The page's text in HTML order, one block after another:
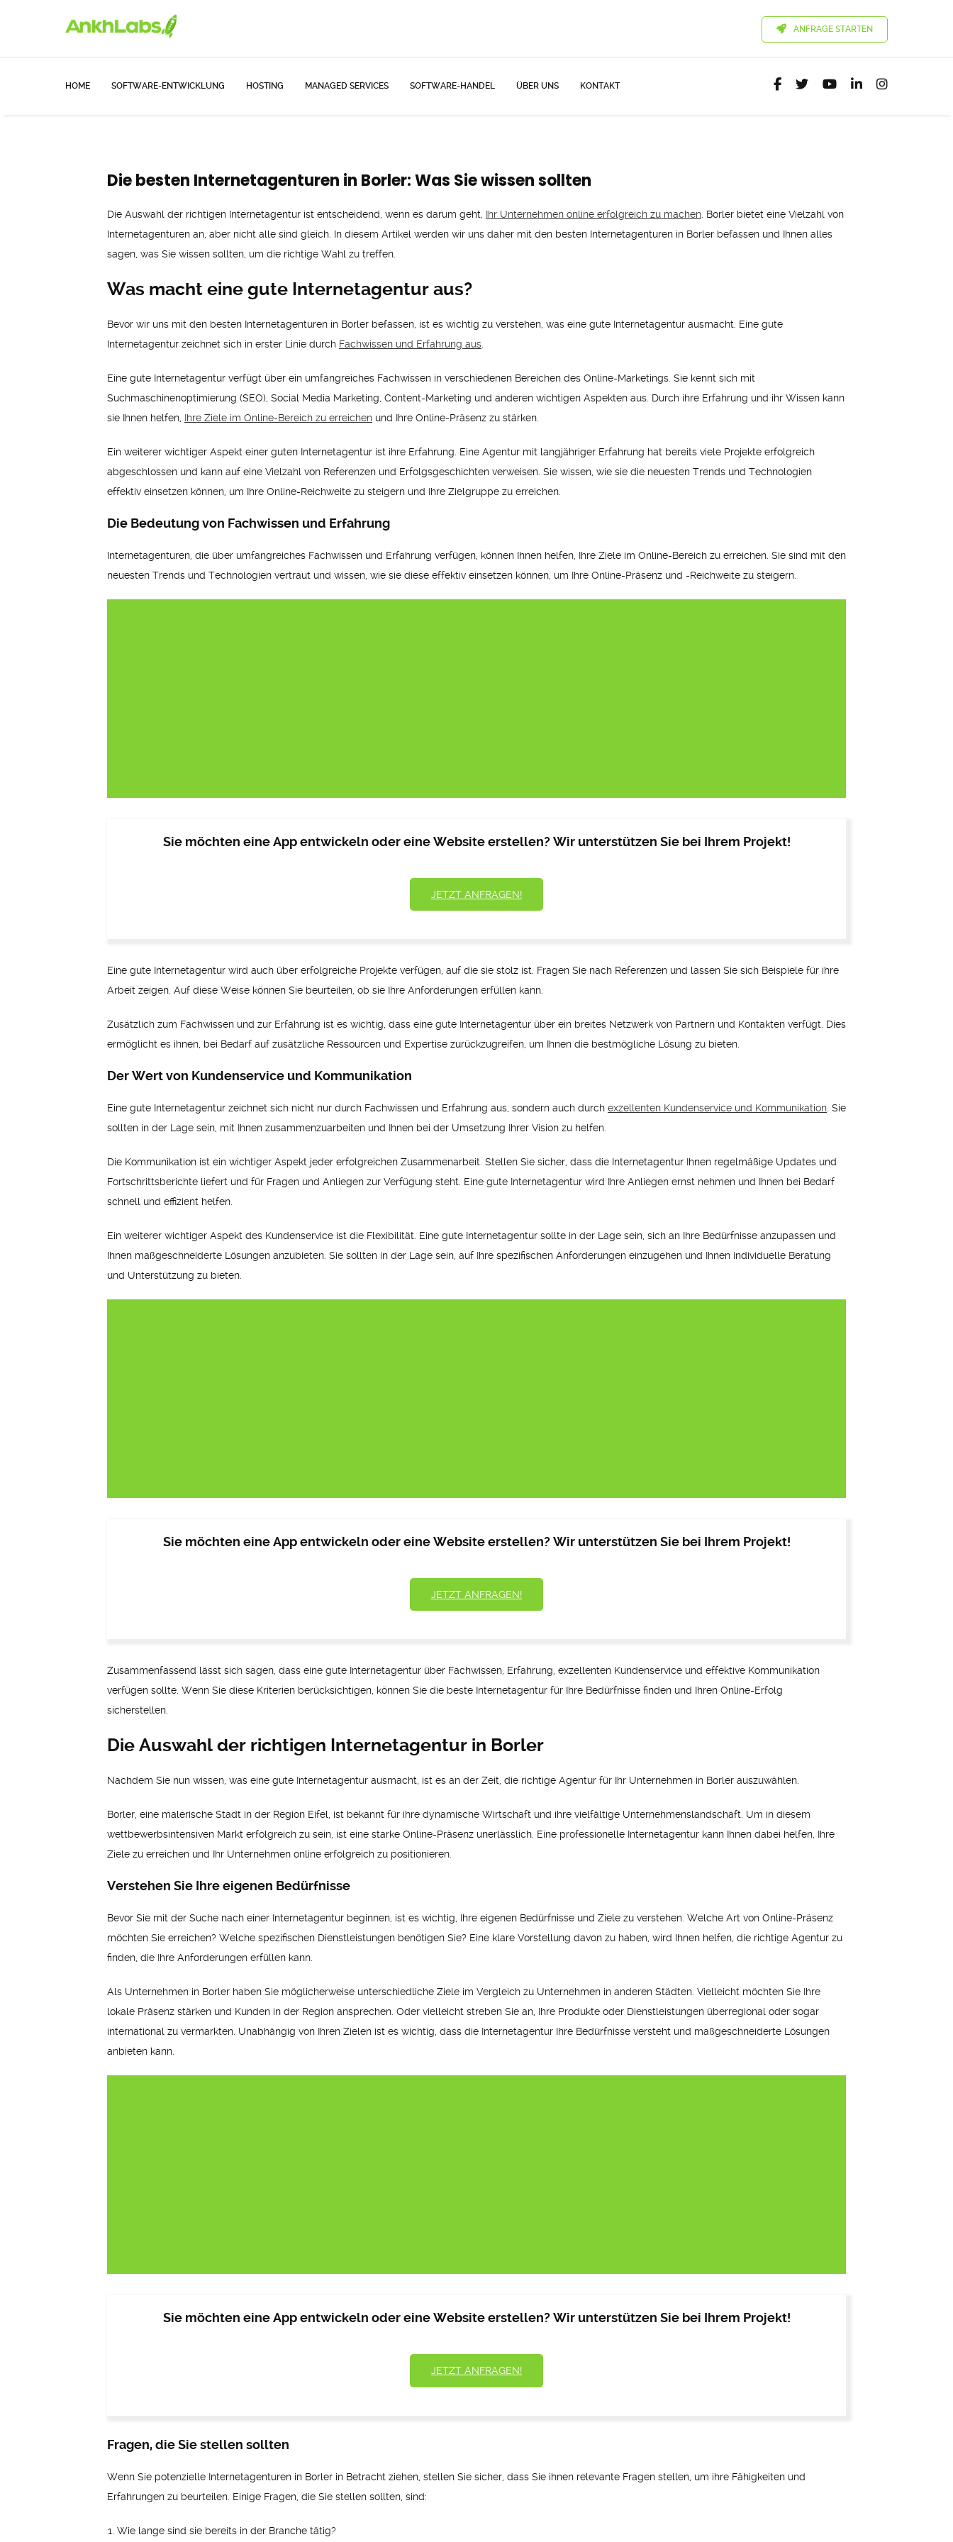
ANFRAGE STARTEN
HOME SOFTWARE-ENTWICKLUNG HOSTING MANAGED SERVICES SOFTWARE-HANDEL ÜBER UNS KONTAKT
Die besten Internetagenturen in Borler: Was Sie wissen sollten
Die Auswahl der richtigen Internetagentur ist entscheidend, wenn es darum geht, Ihr Unternehmen online erfolgreich zu machen . Borler bietet eine Vielzahl von
Internetagenturen an, aber nicht alle sind gleich. In diesem Artikel werden wir uns daher mit den besten Internetagenturen in Borler befassen und Ihnen alles
sagen, was Sie wissen sollten, um die richtige Wahl zu treffen.
Was macht eine gute Internetagentur aus?
Bevor wir uns mit den besten Internetagenturen in Borler befassen, ist es wichtig zu verstehen, was eine gute Internetagentur ausmacht. Eine gute
Internetagentur zeichnet sich in erster Linie durch Fachwissen und Erfahrung aus
Eine gute Internetagentur verfügt über ein umfangreiches Fachwissen in verschiedenen Bereichen des Online-Marketings. Sie kennt sich mit
Suchmaschinenoptimierung (SEO), Social Media Marketing, Content-Marketing und anderen wichtigen Aspekten aus. Durch ihre Erfahrung und ihr Wissen kann
sie Ihnen helfen, Ihre Ziele im Online-Bereich zu erreichen und Ihre Online-Präsenz zu stärken.
Ein weiterer wichtiger Aspekt einer guten Internetagentur ist ihre Erfahrung. Eine Agentur mit langjähriger Erfahrung hat bereits viele Projekte erfolgreich
abgeschlossen und kann auf eine Vielzahl von Referenzen und Erfolgsgeschichten verweisen. Sie wissen, wie sie die neuesten Trends und Technologien
effektiv einsetzen können, um Ihre Online-Reichweite zu steigern und Ihre Zielgruppe zu erreichen.
Die Bedeutung von Fachwissen und Erfahrung
Internetagenturen, die über umfangreiches Fachwissen und Erfahrung verfügen, können Ihnen helfen, Ihre Ziele im Online-Bereich zu erreichen. Sie sind mit den
neuesten Trends und Technologien vertraut und wissen, wie sie diese effektiv einsetzen können, um Ihre Online-Präsenz und -Reichweite zu steigern.
Sie möchten eine App entwickeln oder eine Website erstellen? Wir unterstützen Sie bei Ihrem Projekt!
JETZT ANFRAGEN!
Eine gute Internetagentur wird auch über erfolgreiche Projekte verfügen, auf die sie stolz ist. Fragen Sie nach Referenzen und lassen Sie sich Beispiele für ihre
Arbeit zeigen. Auf diese Weise können Sie beurteilen, ob sie Ihre Anforderungen erfüllen kann.
Zusätzlich zum Fachwissen und zur Erfahrung ist es wichtig, dass eine gute Internetagentur über ein breites Netzwerk von Partnern und Kontakten verfügt. Dies
ermöglicht es ihnen, bei Bedarf auf zusätzliche Ressourcen und Expertise zurückzugreifen, um Ihnen die bestmögliche Lösung zu bieten.
Der Wert von Kundenservice und Kommunikation
Eine gute Internetagentur zeichnet sich nicht nur durch Fachwissen und Erfahrung aus, sondern auch durch exzellenten Kundenservice und Kommunikation. Sie
sollten in der Lage sein, mit Ihnen zusammenzuarbeiten und Ihnen bei der Umsetzung Ihrer Vision zu helfen.
Die Kommunikation ist ein wichtiger Aspekt jeder erfolgreichen Zusammenarbeit. Stellen Sie sicher, dass die Internetagentur Ihnen regelmäßige Updates und
Fortschrittsberichte liefert und für Fragen und Anliegen zur Verfügung steht. Eine gute Internetagentur wird Ihre Anliegen ernst nehmen und Ihnen bei Bedarf
schnell und effizient helfen.
Ein weiterer wichtiger Aspekt des Kundenservice ist die Flexibilität. Eine gute Internetagentur sollte in der Lage sein, sich an Ihre Bedürfnisse anzupassen und
Ihnen maßgeschneiderte Lösungen anzubieten. Sie sollten in der Lage sein, auf Ihre spezifischen Anforderungen einzugehen und Ihnen individuelle Beratung
und Unterstützung zu bieten.
Sie möchten eine App entwickeln oder eine Website erstellen? Wir unterstützen Sie bei Ihrem Projekt!
JETZT ANFRAGEN!
Zusammenfassend lässt sich sagen, dass eine gute Internetagentur über Fachwissen, Erfahrung, exzellenten Kundenservice und effektive Kommunikation
verfügen sollte. Wenn Sie diese Kriterien berücksichtigen, können Sie die beste Internetagentur für Ihre Bedürfnisse finden und Ihren Online-Erfolg
sicherstellen.
Die Auswahl der richtigen Internetagentur in Borler
Nachdem Sie nun wissen, was eine gute Internetagentur ausmacht, ist es an der Zeit, die richtige Agentur für Ihr Unternehmen in Borler auszuwählen.
Borler, eine malerische Stadt in der Region Eifel, ist bekannt für ihre dynamische Wirtschaft und ihre vielfältige Unternehmenslandschaft. Um in diesem
wettbewerbsintensiven Markt erfolgreich zu sein, ist eine starke Online-Präsenz unerlässlich. Eine professionelle Internetagentur kann Ihnen dabei helfen, Ihre
Ziele zu erreichen und Ihr Unternehmen online erfolgreich zu positionieren.
Verstehen Sie Ihre eigenen Bedürfnisse
Bevor Sie mit der Suche nach einer Internetagentur beginnen, ist es wichtig, Ihre eigenen Bedürfnisse und Ziele zu verstehen. Welche Art von Online-Präsenz
möchten Sie erreichen? Welche spezifischen Dienstleistungen benötigen Sie? Eine klare Vorstellung davon zu haben, wird Ihnen helfen, die richtige Agentur zu
finden, die Ihre Anforderungen erfüllen kann.
Als Unternehmen in Borler haben Sie möglicherweise unterschiedliche Ziele im Vergleich zu Unternehmen in anderen Städten. Vielleicht möchten Sie Ihre
lokale Präsenz stärken und Kunden in der Region ansprechen. Oder vielleicht streben Sie an, Ihre Produkte oder Dienstleistungen überregional oder sogar
international zu vermarkten. Unabhängig von Ihren Zielen ist es wichtig, dass die Internetagentur Ihre Bedürfnisse versteht und maßgeschneiderte Lösungen
anbieten kann.
Sie möchten eine App entwickeln oder eine Website erstellen? Wir unterstützen Sie bei Ihrem Projekt!
JETZT ANFRAGEN!
Fragen, die Sie stellen sollten
Wenn Sie potenzielle Internetagenturen in Borler in Betracht ziehen, stellen Sie sicher, dass Sie ihnen relevante Fragen stellen, um ihre Fähigkeiten und
Erfahrungen zu beurteilen. Einige Fragen, die Sie stellen sollten, sind:
Wie lange sind sie bereits in der Branche tätig?